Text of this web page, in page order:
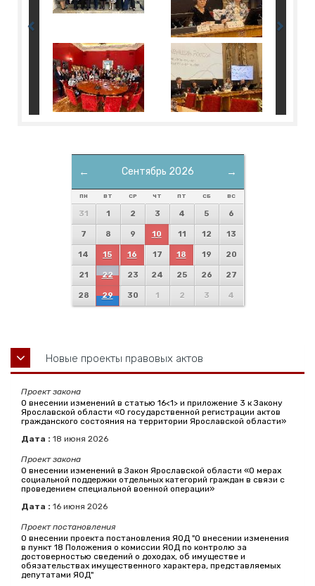
← →
Сентябрь 2026
ПН ВТ СР ЧТ ПТ СБ ВС
31 1 2 3 4 5 6
7 8 9 10 11 12 13
14 15 16 17 18 19 20
21 22 23 24 25 26 27
28 29 30 1 2 3 4
Новые проекты правовых актов
Проект закона
О внесении изменений в статью 16<1> и приложение 3 к Закону
Ярославской области «О государственной регистрации актов
гражданского состояния на территории Ярославской области»
Дата : 18 июня 2026
Проект закона
О внесении изменений в Закон Ярославской области «О мерах
социальной поддержки отдельных категорий граждан в связи с
проведением специальной военной операции»
Дата : 16 июня 2026
Проект постановления
О внесении проекта постановления ЯОД "О внесении изменения
в пункт 18 Положения о комиссии ЯОД по контролю за
достоверностью сведений о доходах, об имуществе и
обязательствах имущественного характера, представляемых
депутатами ЯОД"